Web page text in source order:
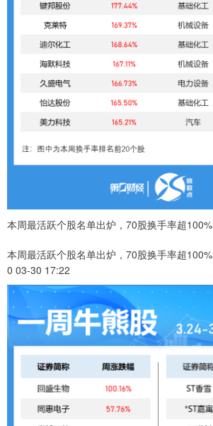
本周最活跃个股名单出炉，70股换手率超100%
本周最活跃个股名单出炉，70股换手率超100%
0 03-30 17:22